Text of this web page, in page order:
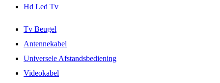
Hd Led Tv
Tv Beugel
Antennekabel
Universele Afstandsbediening
Videokabel